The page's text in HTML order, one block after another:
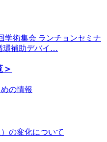
学術集会 ランチョンセミナ
環補助デバイ…
の情報
の変化について